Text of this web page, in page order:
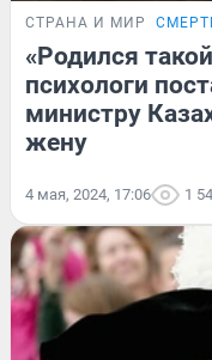
СТРАНА И МИР
«Родился
психологи
министру
жену
4 мая, 2024, 17:06 1